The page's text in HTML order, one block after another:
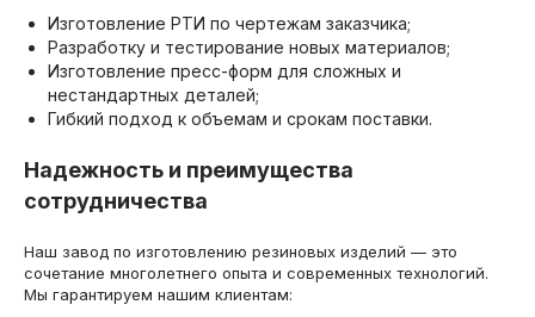
Изготовление РТИ по чертежам заказчика;
Разработку и тестирование новых материалов;
Изготовление пресс-форм для сложных и
нестандартных деталей;
Гибкий подход к объемам и срокам поставки.
Надежность и преимущества
сотрудничества
Наш завод по изготовлению резиновых изделий — это
сочетание многолетнего опыта и современных технологий.
Мы гарантируем нашим клиентам: